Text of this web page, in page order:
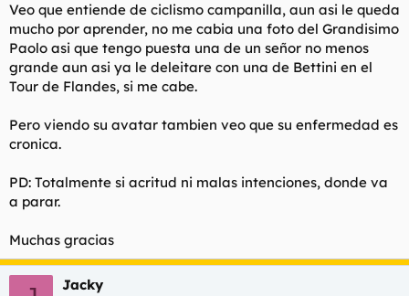
solo para salvarnos de un muy probable Bocas III, aun asi
no se lance a mi cuello caballero todavia no le deseo la
muerte, solo una larga y penosa enfermedad.
Buenas tardes/noches
Tu nick es Paolo Bettini y tienes de avatar a Mario Cipollini...
..estás nominao..
Veo que entiende de ciclismo campanilla, aun asi le queda
mucho por aprender, no me cabia una foto del Grandisimo
Paolo asi que tengo puesta una de un señor no menos
grande aun asi ya le deleitare con una de Bettini en el
Tour de Flandes, si me cabe.
Pero viendo su avatar tambien veo que su enfermedad es
cronica.
PD: Totalmente si acritud ni malas intenciones, donde va
a parar.
Muchas gracias
Jacky